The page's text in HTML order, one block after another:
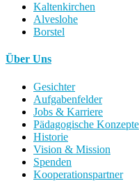
Kaltenkirchen
Alveslohe
Borstel
Über Uns
Gesichter
Aufgabenfelder
Jobs & Karriere
Pädagogische Konzepte
Historie
Vision & Mission
Spenden
Kooperationspartner